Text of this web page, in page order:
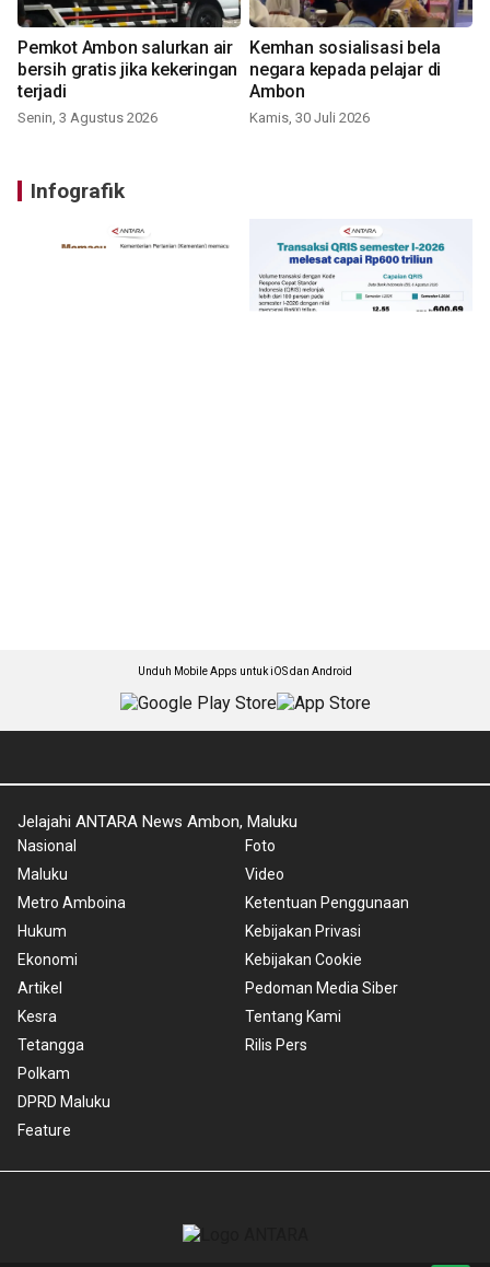
Pemkot Ambon salurkan air
bersih gratis jika kekeringan
terjadi
Senin, 3 Agustus 2026
Kemhan sosialisasi bela
negara kepada pelajar di
Ambon
Kamis, 30 Juli 2026
Infografik
Unduh Mobile Apps untuk iOS dan Android
Jelajahi ANTARA News Ambon, Maluku
Nasional
Maluku
Metro Amboina
Hukum
Ekonomi
Artikel
Kesra
Tetangga
Polkam
DPRD Maluku
Feature
Foto
Video
Ketentuan Penggunaan
Kebijakan Privasi
Kebijakan Cookie
Pedoman Media Siber
Tentang Kami
Rilis Pers